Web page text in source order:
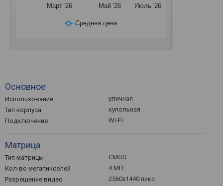
Средняя цена
Март '26 Май '26 Июль '26
Основное
Использование
уличная
Тип корпуса
купольная
Подключение
Wi-Fi
Матрица
Тип матрицы
CMOS
Кол-во мегапикселей
4 МП
Разрешение видео
2560x1440 пикс